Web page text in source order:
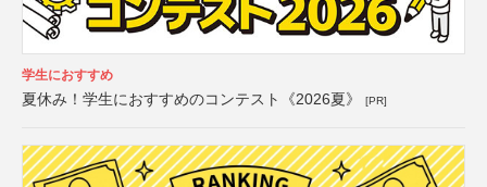
学生におすすめ
夏休み！学生におすすめのコンテスト《2026夏》 [PR]